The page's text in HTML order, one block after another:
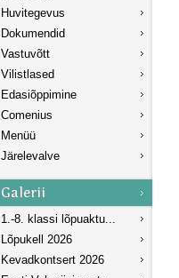
Huvitegevus
Dokumendid
Vastuvõtt
Vilistlased
Edasiõppimine
Comenius
Menüü
Järelevalve
1.-8. klassi lõpuaktu...
Lõpukell 2026
Kevadkontsert 2026